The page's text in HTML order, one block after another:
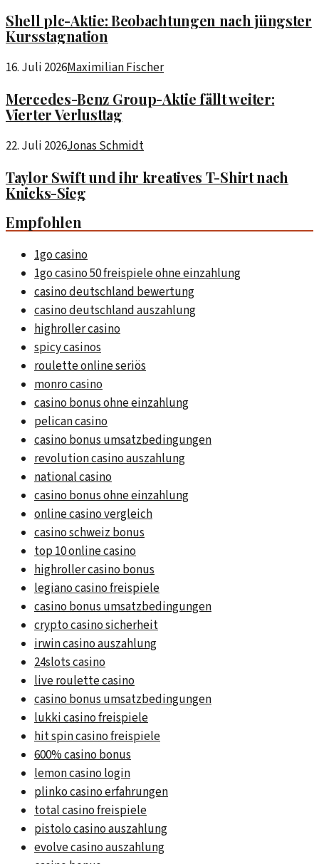
Shell plc-Aktie: Beobachtungen nach jüngster
Kursstagnation
16. Juli 2026Maximilian Fischer
Mercedes-Benz Group-Aktie fällt weiter:
Vierter Verlusttag
22. Juli 2026Jonas Schmidt
Taylor Swift und ihr kreatives T-Shirt nach
Knicks-Sieg
Empfohlen
1go casino
1go casino 50 freispiele ohne einzahlung
casino deutschland bewertung
casino deutschland auszahlung
highroller casino
spicy casinos
roulette online seriös
monro casino
casino bonus ohne einzahlung
pelican casino
casino bonus umsatzbedingungen
revolution casino auszahlung
national casino
casino bonus ohne einzahlung
online casino vergleich
casino schweiz bonus
top 10 online casino
highroller casino bonus
legiano casino freispiele
casino bonus umsatzbedingungen
crypto casino sicherheit
irwin casino auszahlung
24slots casino
live roulette casino
casino bonus umsatzbedingungen
lukki casino freispiele
hit spin casino freispiele
600% casino bonus
lemon casino login
plinko casino erfahrungen
total casino freispiele
pistolo casino auszahlung
evolve casino auszahlung